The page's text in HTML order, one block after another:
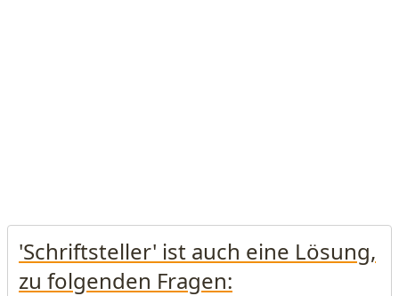
'Schriftsteller' ist auch eine Lösung,
zu folgenden Fragen: